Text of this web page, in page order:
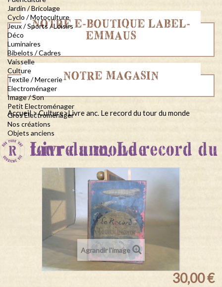
Jardin / Bricolage
Cyclo / Motoculture
Jeux / Sports / Loisirs
Déco
Luminaires
Bibelots / Cadres
Vaisselle
Culture
Textile / Mercerie
Electroménager
Image / Son
Petit Electroménager
Gros Electroménager
Nos créations
Objets anciens
NOTRE E-BOUTIQUE LABEL-
EMMAUS
NOTRE MAGASIN
Accueil>Culture>Livre anc. Le record du tour du monde
Livre anc. Le record du tour du monde
Agrandir l'image
30,00 €